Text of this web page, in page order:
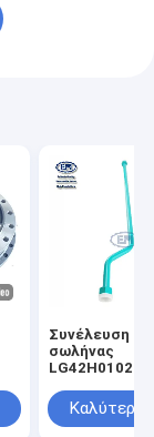
Συνέλευση
σωλήνας
εκσκαφέων
Καλύτερη